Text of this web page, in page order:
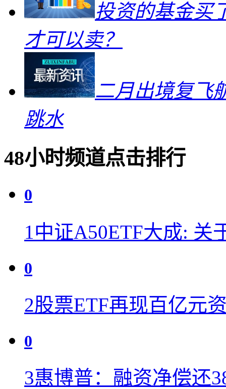
投资的基金买
才可以卖？
二月出境复飞
跳水
48小时频道点击排行
0
1 中证A50ETF大成: 关
0
2股票ETF再现百亿元
0
3惠博普：融资净偿还